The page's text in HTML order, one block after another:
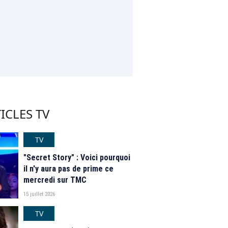
TV
TV
"Secret Story" : Voici pourquoi
il n'y aura pas de prime ce
mercredi sur TMC
15 juillet 2026
TV